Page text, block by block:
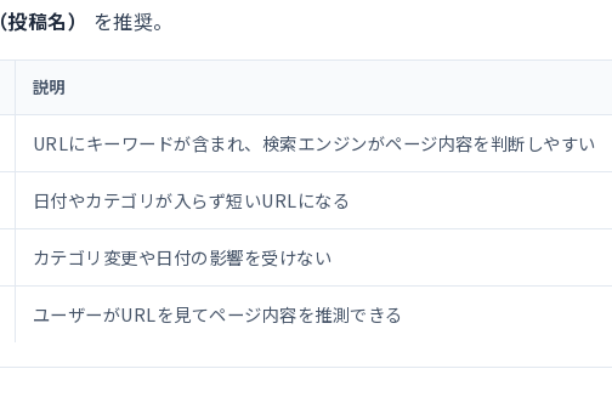
（投稿名） を推奨。
説明
URLにキーワードが含まれ、検索エンジンがページ内容を判断しやすい
日付やカテゴリが入らず短いURLになる
カテゴリ変更や日付の影響を受けない
ユーザーがURLを見てページ内容を推測できる